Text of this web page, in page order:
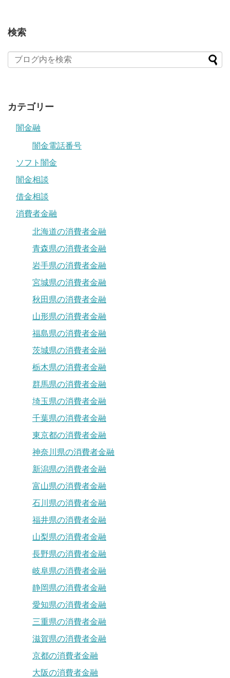
検索
カテゴリー
闇金融
闇金電話番号
ソフト闇金
闇金相談
借金相談
消費者金融
北海道の消費者金融
青森県の消費者金融
岩手県の消費者金融
宮城県の消費者金融
秋田県の消費者金融
山形県の消費者金融
福島県の消費者金融
茨城県の消費者金融
栃木県の消費者金融
群馬県の消費者金融
埼玉県の消費者金融
千葉県の消費者金融
東京都の消費者金融
神奈川県の消費者金融
新潟県の消費者金融
富山県の消費者金融
石川県の消費者金融
福井県の消費者金融
山梨県の消費者金融
長野県の消費者金融
岐阜県の消費者金融
静岡県の消費者金融
愛知県の消費者金融
三重県の消費者金融
滋賀県の消費者金融
京都の消費者金融
大阪の消費者金融